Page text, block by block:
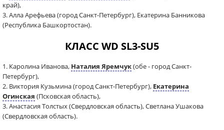
край),
3. Алла Арефьева (город Санкт-Петербург), Екатерина Банникова
(Республика Башкортостан).
КЛАСС WD SL3-SU5
1. Каролина Иванова, Наталия Яремчук(обе - город Санкт-
Петербург),
2. Виктория Кузьмина (город Санкт-Петербург), Екатерина
Огинская (Псковская область),
3. Анастасия Толстых (Свердловская область), Светлана Ушакова
(Свердловская область).